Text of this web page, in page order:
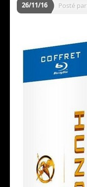
26/11/16 Posté par